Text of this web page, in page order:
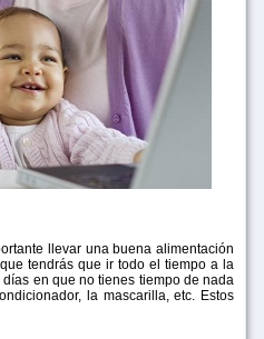
llevar una buena alimentación
tendrás que ir todo el tiempo a la
en que no tienes tiempo de nada
la mascarilla, etc. Estos